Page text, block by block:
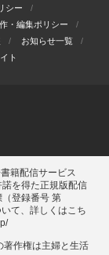
シー
・編集ポリシー
お知らせ一覧
ト
籍配信サービス
を得た正規版配信
登録番号 第
て、詳しくはこち
著作権は主婦と⽣活